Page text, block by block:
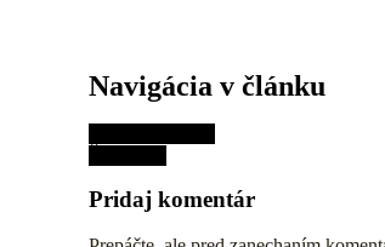
Navigácia v článku
Pridaj komentár